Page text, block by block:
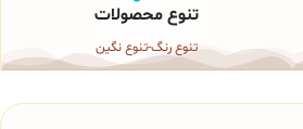
تنوع محصولات
تنوع رنگ-تنوع نگین